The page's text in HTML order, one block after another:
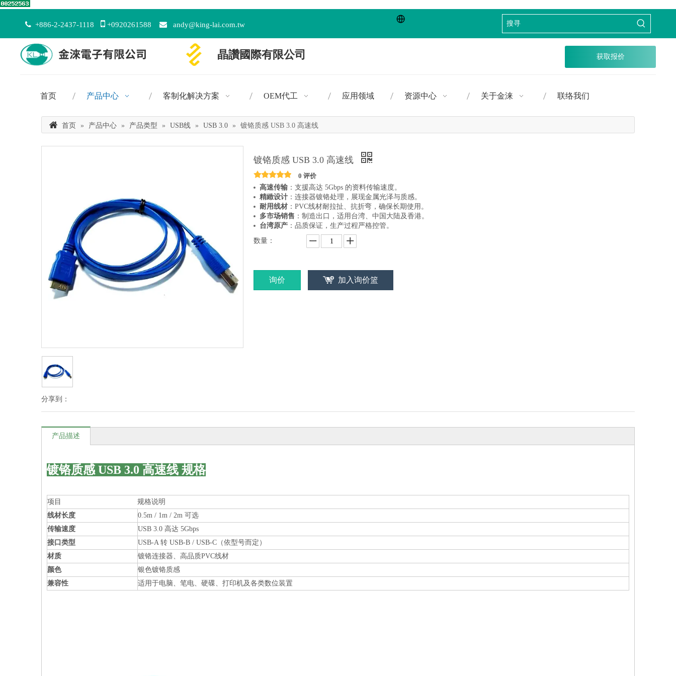
 +886-2-2437-1118  +0920261588  andy@king-lai.com.tw
获取报价
首页 产品中心 客制化解决方案 OEM代工 应用领域 资源中心 关于金涞 联络我们
首页 » 产品中心 » 产品类型 » USB线 » USB 3.0 » 镀铬质感 USB 3.0 高速线
分享到：
镀铬质感 USB 3.0 高速线
0 评价
高速传输 ：支援高达 5Gbps 的资料传输速度。
精緻设计 ：连接器镀铬处理，展现金属光泽与质感。
耐用线材 ：PVC线材耐拉扯、抗折弯，确保长期使用。
多市场销售 ：制造出口，适用台湾、中国大陆及香港。
台湾原产 ：品质保证，生产过程严格控管。
数量：
询价 加入询价篮
产品描述
镀铬质感 USB 3.0 高速线 规格
项目
规格说明
线材长度
0.5m / 1m / 2m 可选
传输速度
USB 3.0 高达 5Gbps
接口类型
USB-A 转 USB-B / USB-C（依型号而定）
材质
镀铬连接器、高品质PVC线材
颜色
银色镀铬质感
兼容性
适用于电脑、笔电、硬碟、打印机及各类数位装置